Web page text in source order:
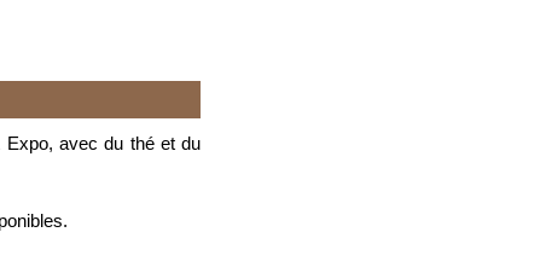
Expo, avec du thé et du